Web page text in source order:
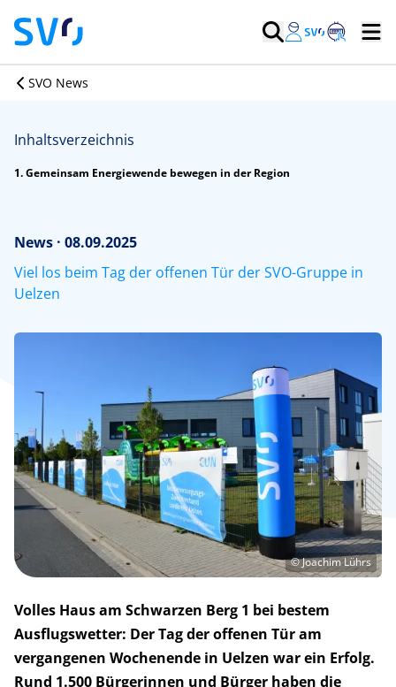
SVO News
Inhaltsverzeichnis
1. Gemeinsam Energiewende bewegen in der Region
News · 08.09.2025
Viel los beim Tag der offenen Tür der SVO-Gruppe in
Uelzen
© Joachim Lührs
Volles Haus am Schwarzen Berg 1 bei bestem
Ausflugswetter: Der Tag der offenen Tür am
vergangenen Wochenende in Uelzen war ein Erfolg.
Rund 1.500 Bürgerinnen und Bürger haben die